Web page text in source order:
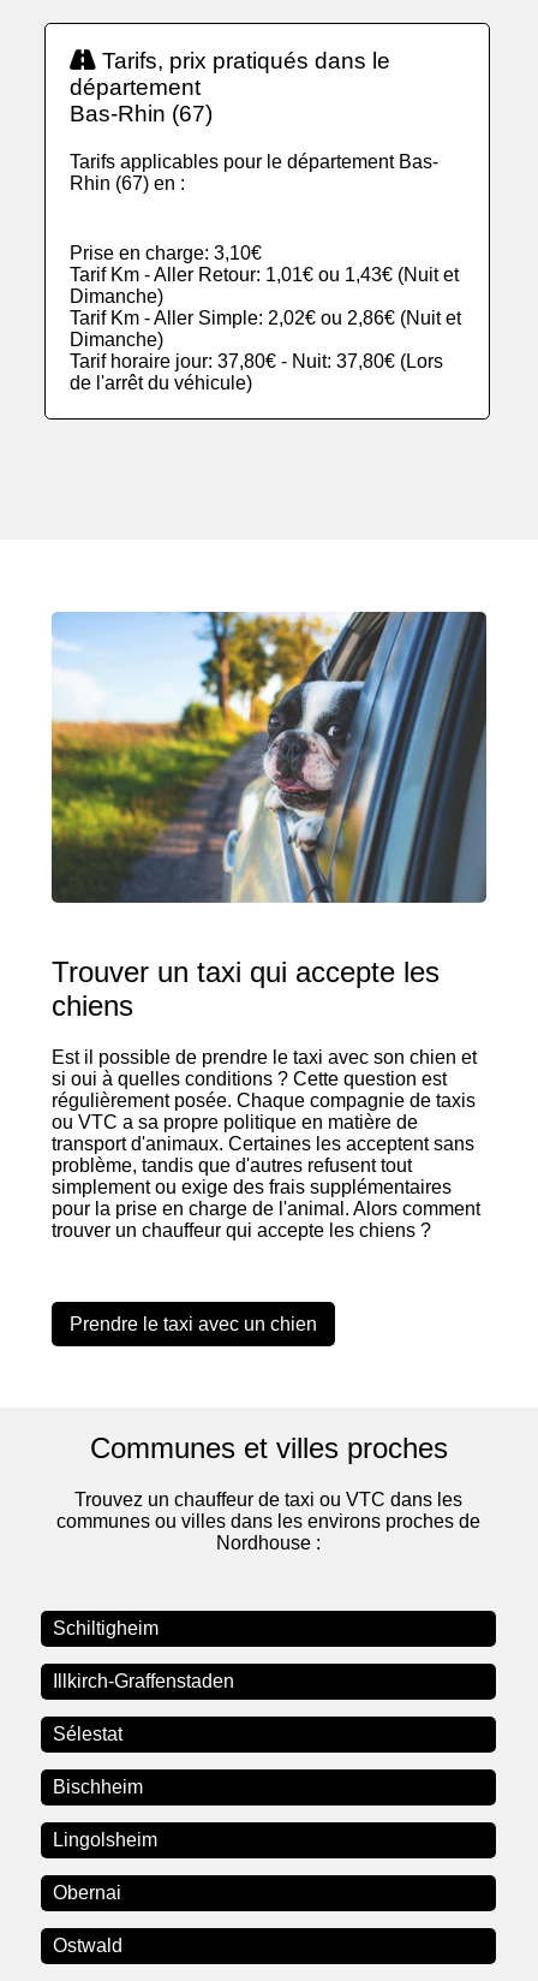
Tarifs, prix pratiqués dans le
département
Bas-Rhin (67)
Tarifs applicables pour le département Bas-
Rhin (67) en :
Prise en charge: 3,10€
Tarif Km - Aller Retour: 1,01€ ou 1,43€ (Nuit et
Dimanche)
Tarif Km - Aller Simple: 2,02€ ou 2,86€ (Nuit et
Dimanche)
Tarif horaire jour: 37,80€ - Nuit: 37,80€ (Lors
de l'arrêt du véhicule)
Trouver un taxi qui accepte les
chiens
Est il possible de prendre le taxi avec son chien et
si oui à quelles conditions ? Cette question est
régulièrement posée. Chaque compagnie de taxis
ou VTC a sa propre politique en matière de
transport d'animaux. Certaines les acceptent sans
problème, tandis que d'autres refusent tout
simplement ou exige des frais supplémentaires
pour la prise en charge de l'animal. Alors comment
trouver un chauffeur qui accepte les chiens ?
Prendre le taxi avec un chien
Communes et villes proches
Trouvez un chauffeur de taxi ou VTC dans les
communes ou villes dans les environs proches de
Nordhouse :
Schiltigheim
Illkirch-Graffenstaden
Sélestat
Bischheim
Lingolsheim
Obernai
Ostwald